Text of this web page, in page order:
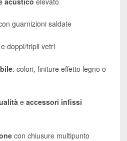
guarnizioni saldate
e doppi/tripli vetri
: colori, finiture effetto legno o
eaccessori infissi
con chiusure multipunto